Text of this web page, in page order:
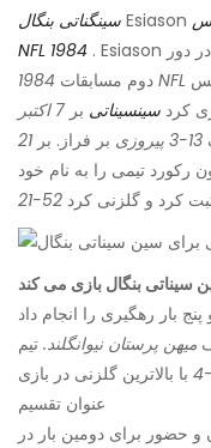
سینگناتی بنگال
NFL 1984
در دور
دوم مسابقات 1984 NFL
کرد سینسیناتی بر
7 اکتبر
13-3 پیروزی بر فراز. بر 21
رکورد تیمی را به نام خود
کرد و گلزنی کرد
سیناتی بنگال بازی می کند
میهن پرستان نیوانگلند. تیم Esiason این فصل را به پایان
عنوان تقسیم